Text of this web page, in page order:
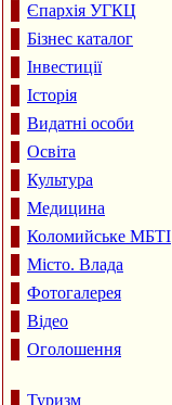
Єпархія УГКЦ
Бізнес каталог
Інвестиції
Історія
Видатні особи
Освіта
Культура
Медицина
Коломийське МБТІ
Місто. Влада
Фотогалерея
Відео
Оголошення
Туризм